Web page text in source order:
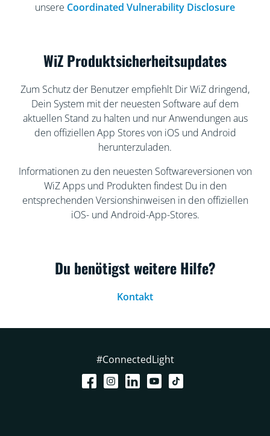
unsere Coordinated Vulnerability Disclosure
WiZ Produktsicherheitsupdates
Zum Schutz der Benutzer empfiehlt Dir WiZ dringend,
Dein System mit der neuesten Software auf dem
aktuellen Stand zu halten und nur Anwendungen aus
den offiziellen App Stores von iOS und Android
herunterzuladen.
Informationen zu den neuesten Softwareversionen von
WiZ Apps und Produkten findest Du in den
entsprechenden Versionshinweisen in den offiziellen
iOS- und Android-App-Stores.
Du benötigst weitere Hilfe?
Kontakt
#ConnectedLight